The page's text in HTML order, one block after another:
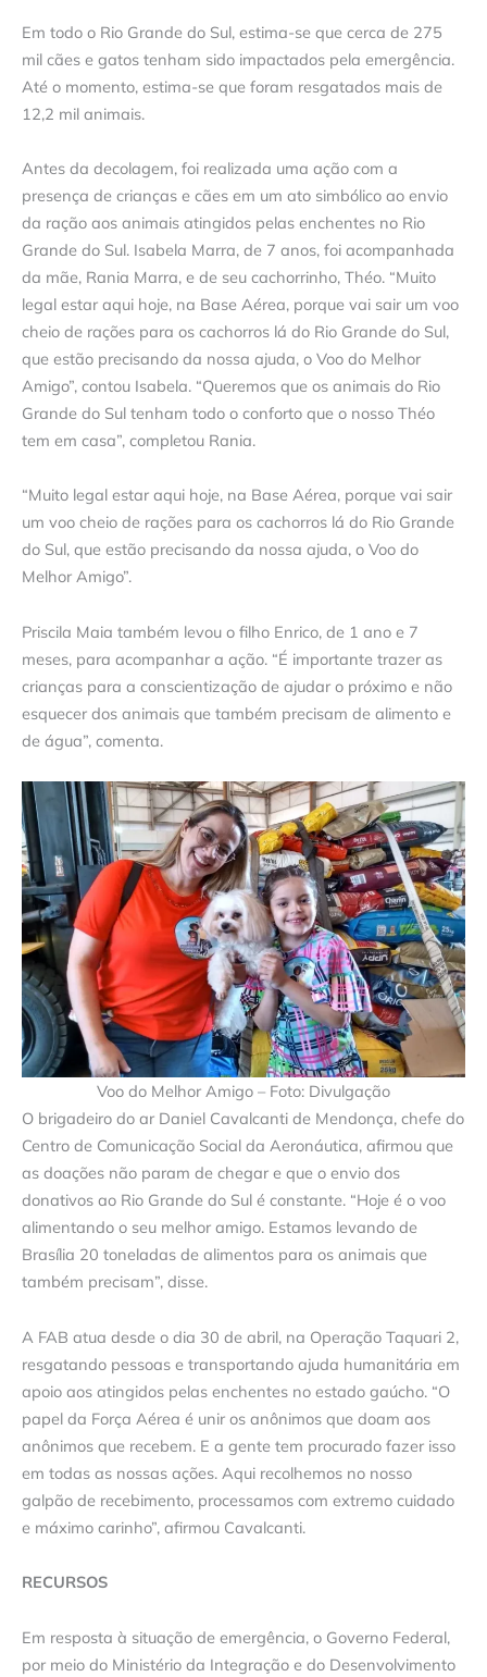
Em todo o Rio Grande do Sul, estima-se que cerca de 275
mil cães e gatos tenham sido impactados pela emergência.
Até o momento, estima-se que foram resgatados mais de
12,2 mil animais.
Antes da decolagem, foi realizada uma ação com a
presença de crianças e cães em um ato simbólico ao envio
da ração aos animais atingidos pelas enchentes no Rio
Grande do Sul. Isabela Marra, de 7 anos, foi acompanhada
da mãe, Rania Marra, e de seu cachorrinho, Théo. “Muito
legal estar aqui hoje, na Base Aérea, porque vai sair um voo
cheio de rações para os cachorros lá do Rio Grande do Sul,
que estão precisando da nossa ajuda, o Voo do Melhor
Amigo”, contou Isabela. “Queremos que os animais do Rio
Grande do Sul tenham todo o conforto que o nosso Théo
tem em casa”, completou Rania.
“Muito legal estar aqui hoje, na Base Aérea, porque vai sair
um voo cheio de rações para os cachorros lá do Rio Grande
do Sul, que estão precisando da nossa ajuda, o Voo do
Melhor Amigo”.
Priscila Maia também levou o filho Enrico, de 1 ano e 7
meses, para acompanhar a ação. “É importante trazer as
crianças para a conscientização de ajudar o próximo e não
esquecer dos animais que também precisam de alimento e
de água”, comenta.
Voo do Melhor Amigo – Foto: Divulgação
O brigadeiro do ar Daniel Cavalcanti de Mendonça, chefe do
Centro de Comunicação Social da Aeronáutica, afirmou que
as doações não param de chegar e que o envio dos
donativos ao Rio Grande do Sul é constante. “Hoje é o voo
alimentando o seu melhor amigo. Estamos levando de
Brasília 20 toneladas de alimentos para os animais que
também precisam”, disse.
A FAB atua desde o dia 30 de abril, na Operação Taquari 2,
resgatando pessoas e transportando ajuda humanitária em
apoio aos atingidos pelas enchentes no estado gaúcho. “O
papel da Força Aérea é unir os anônimos que doam aos
anônimos que recebem. E a gente tem procurado fazer isso
em todas as nossas ações. Aqui recolhemos no nosso
galpão de recebimento, processamos com extremo cuidado
e máximo carinho”, afirmou Cavalcanti.
RECURSOS
Em resposta à situação de emergência, o Governo Federal,
por meio do Ministério da Integração e do Desenvolvimento